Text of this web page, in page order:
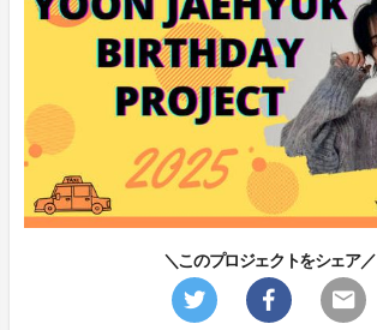
＼このプロジェクトをシェア／